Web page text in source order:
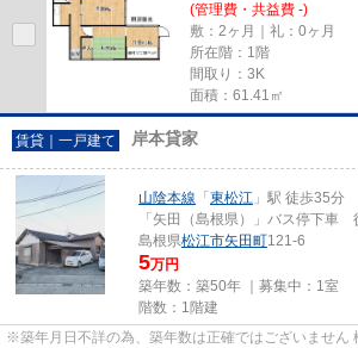
(管理費・共益費 -)
敷：2ヶ月｜礼：0ヶ月
所在階：1階
間取り：3K
面積：61.41㎡
賃貸｜一戸建て 岸本貸家
山陰本線 「 東松江 」駅 徒歩35分
「矢田（島根県）」バス停下車
島根県松江市矢田町121-6
5万円
築年数：築50年 ｜募集中： 1室
階数：1階建
※築年月日不詳の為、築年数は正確ではございません 松江市矢田町の平屋の戸建